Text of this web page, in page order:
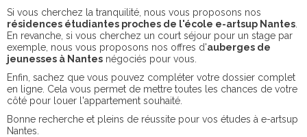
Si vous cherchez la tranquilité, nous vous proposons nos
résidences étudiantes proches de l'école e-artsup Nantes
En revanche, si vous cherchez un court séjour pour un stage par
exemple, nous vous proposons nos offres d'auberges de
jeunesses à Nantes négociés pour vous.
Enfin, sachez que vous pouvez compléter votre dossier complet
en ligne. Cela vous permet de mettre toutes les chances de votre
côté pour louer l'appartement souhaité.
Bonne recherche et pleins de réussite pour vos études à e-artsup
Nantes.